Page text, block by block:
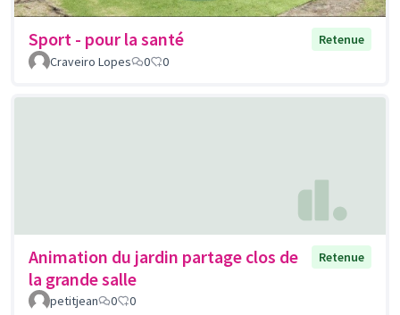
Sport - pour la santé
Retenue
Craveiro Lopes
0 0
Animation du jardin partage clos de
la grande salle
Retenue
petitjean 0 0